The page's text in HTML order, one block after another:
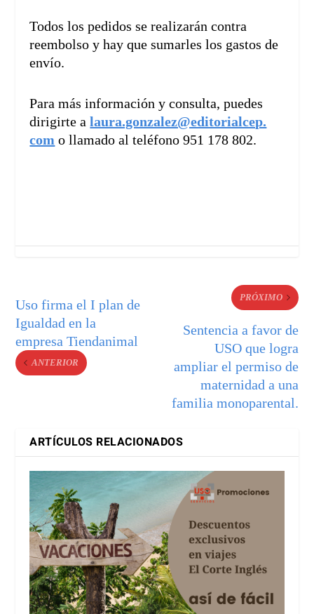
Todos los pedidos se realizarán contra
reembolso y hay que sumarles los gastos de
envío.
Para más información y consulta, puedes
dirigirte alaura.gonzalez@editorialcep.
com o llamado al teléfono 951 178 802.
Uso firma el I plan de
Igualdad en la
empresa Tiendanimal
ANTERIOR
PRÓXIMO
Sentencia a favor de
USO que logra
ampliar el permiso de
maternidad a una
familia monoparental.
ARTÍCULOS RELACIONADOS